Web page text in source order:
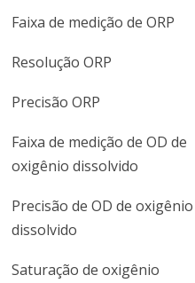
Faixa de medição de ORP
Resolução ORP
Precisão ORP
Faixa de medição de OD de
oxigênio dissolvido
Precisão de OD de oxigênio
dissolvido
Saturação de oxigênio